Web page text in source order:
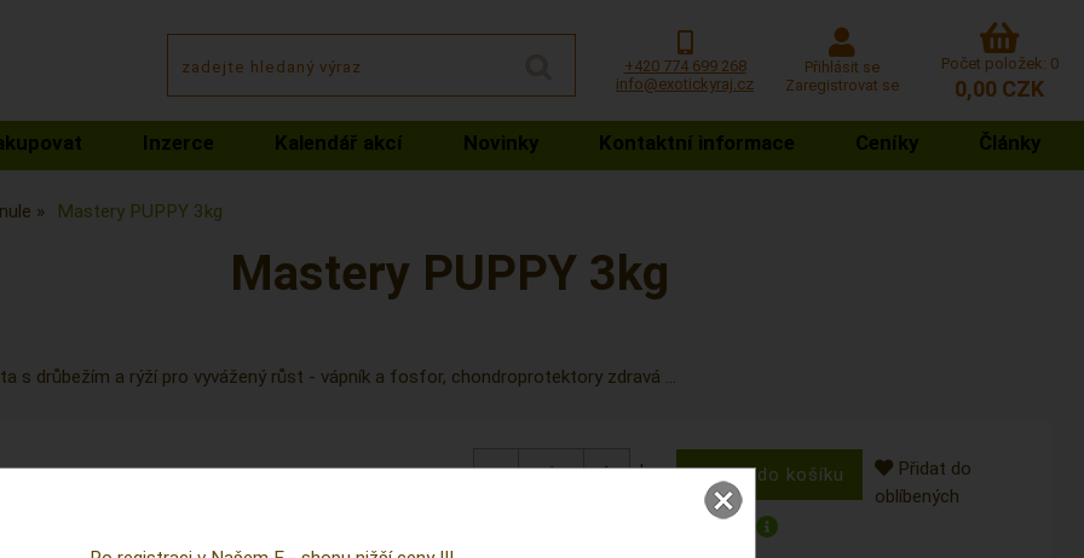
+420 774 699 268
info@exotickyraj.cz
Přihlásit se
Zaregistrovat se
Počet položek: 0
0,00 CZK
Inzerce Kalendář akcí Novinky Kontaktní informace Ceníky Články
Mastery PUPPY 3kg
Mastery PUPPY 3kg
s drůbežím a rýží pro vyvážený růst - vápník a fosfor, chondroprotektory zdravá ...
ks
Přidat do
oblíbených
St 12.8.2026